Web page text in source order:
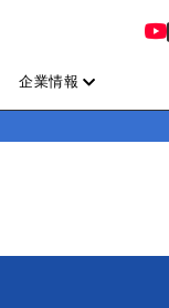
企業情報